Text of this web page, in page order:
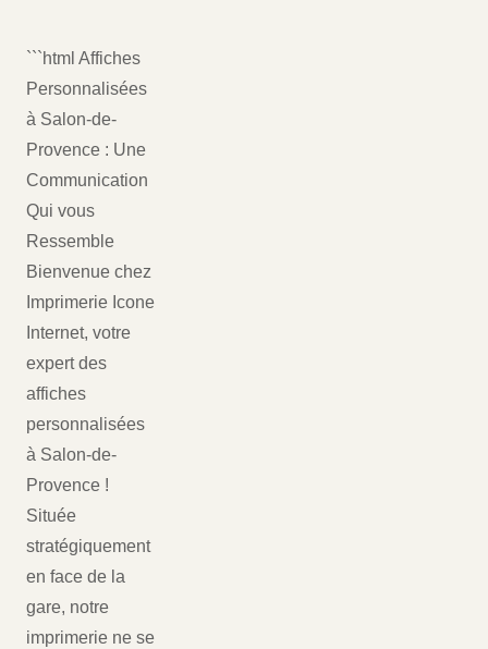
```html Affiches
Personnalisées
à Salon-de-
Provence : Une
Communication
Qui vous
Ressemble
Bienvenue chez
Imprimerie Icone
Internet, votre
expert des
affiches
personnalisées
à Salon-de-
Provence !
Située
stratégiquement
en face de la
gare, notre
imprimerie ne se